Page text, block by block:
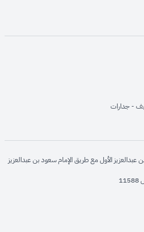
opens in
opens
opens
opens
opens in
opens in new
- جداراتopens in new window
عبدالعزيز الأول مع طريق الإمام سعود بن عبدالعزيز